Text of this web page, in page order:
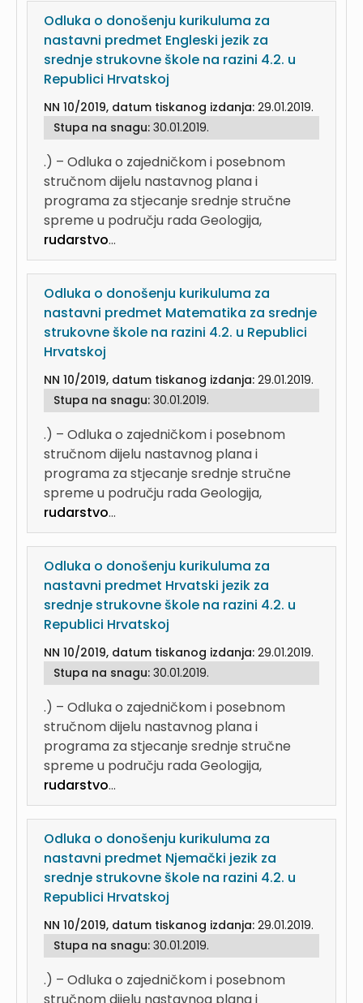
Odluka o donošenju kurikuluma za
nastavni predmet Engleski jezik za
srednje strukovne škole na razini 4.2. u
Republici Hrvatskoj
NN 10/2019, datum tiskanog izdanja: 29.01.2019.
Stupa na snagu: 30.01.2019.
.) – Odluka o zajedničkom i posebnom
stručnom dijelu nastavnog plana i
programa za stjecanje srednje stručne
spreme u području rada Geologija,
rudarstvo...
Odluka o donošenju kurikuluma za
nastavni predmet Matematika za srednje
strukovne škole na razini 4.2. u Republici
Hrvatskoj
NN 10/2019, datum tiskanog izdanja: 29.01.2019.
Stupa na snagu: 30.01.2019.
.) – Odluka o zajedničkom i posebnom
stručnom dijelu nastavnog plana i
programa za stjecanje srednje stručne
spreme u području rada Geologija,
rudarstvo...
Odluka o donošenju kurikuluma za
nastavni predmet Hrvatski jezik za
srednje strukovne škole na razini 4.2. u
Republici Hrvatskoj
NN 10/2019, datum tiskanog izdanja: 29.01.2019.
Stupa na snagu: 30.01.2019.
.) – Odluka o zajedničkom i posebnom
stručnom dijelu nastavnog plana i
programa za stjecanje srednje stručne
spreme u području rada Geologija,
rudarstvo...
Odluka o donošenju kurikuluma za
nastavni predmet Njemački jezik za
srednje strukovne škole na razini 4.2. u
Republici Hrvatskoj
NN 10/2019, datum tiskanog izdanja: 29.01.2019.
Stupa na snagu: 30.01.2019.
.) – Odluka o zajedničkom i posebnom